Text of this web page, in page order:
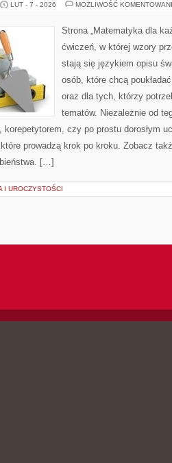
LUT - 7 - 2026 MOŻLIWOŚĆ
Strona „Matematyka dla
ćwiczeń, w której wzory
stają się językiem opisu
osób, które chcą
oraz dla tych, którzy
tematów. Niezależnie od
korepetytorem, czy po prostu dorosłym
prowadzą krok po kroku. Zobacz
[…]
I UROCZYSTOŚCI